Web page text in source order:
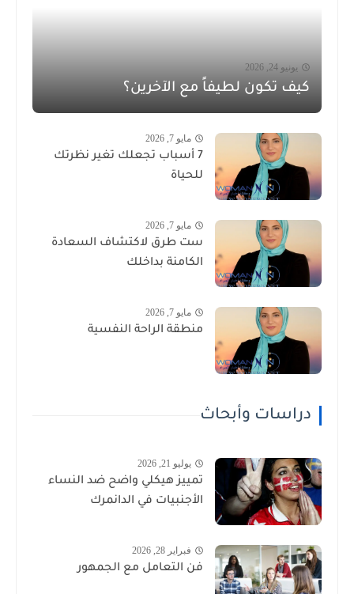
يونيو 24, 2026
كيف تكون لطيفاً مع الآخرين؟
مايو 7, 2026
7 أسباب تجعلك تغير نظرتك
للحياة
مايو 7, 2026
ست طرق لاكتشاف السعادة
الكامنة بداخلك
مايو 7, 2026
منطقة الراحة النفسية
دراسات وأبحاث
يوليو 21, 2026
تمييز هيكلي واضح ضد النساء
الأجنبيات في الدانمرك
فبراير 28, 2026
فن التعامل مع الجمهور